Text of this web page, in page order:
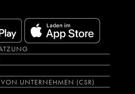
UNTERNEHMEN (CSR)